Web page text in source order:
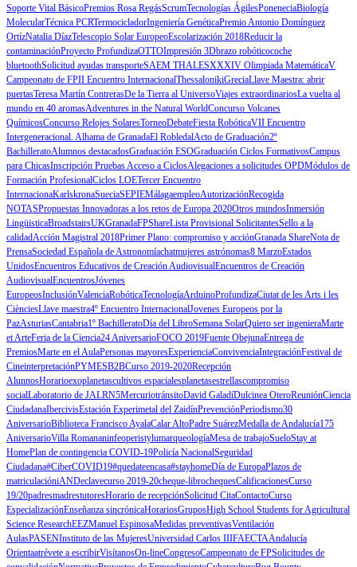
Soporte Vital BásicoPremios Rosa RegásScrumTecnologías ÁgilesPoneneciaBiología
MolecularTécnica PCRTermocicladorIngeniería GenéticaPremio Antonio Domínguez
OrtízNatalia DíazTelescopio Solar EuropeoEscolarización 2018Reducir la
contaminaciónProyecto ProfundizaOTTOImpresión 3Dbrazo robóticocoche
bluetoothSolicitud ayudas transporteSAEM THALESXXXIV Olimpiada MatemáticaV
Campeonato de FPII Encuentro InternacionalThessalonikiGreciaLlave Maestra: abrir
puertasTeresa Martín ContrerasDe la Tierra al UniversoViajes extraordinariosLa vuelta al
mundo en 40 aromasAdventures in the Natural WorldConcurso Volcanes
QuímicosConcurso Relojes SolaresTorneoDebateFiesta RobóticaVII Encuentro
Intergeneracional. Alhama de GranadaEl RobledalActo de Graduación2º
BachilleratoAlumnos destacadosGraduación ESOGraduación Ciclos FormativosCampus
para ChicasInscripción Pruebas Acceso a CiclosAlegaciones a solicitudes OPDMódulos de
Formación ProfesionalCiclos LOETercer Encuentro
InternacionaKarlskronaSueciaSEPIEMálagaempleoAutorizaciónRecogida
NOTASPropuestas Innovadoras a los retos de Europa 2020Otros mundosInmersión
LingüisticaBroadstairsUKGranadaFPShareLista Provisional SolicitantesSello a la
calidadAcción Magistral 2018Primer Plano: compromiso y acciónGranada ShareNota de
PrensaSociedad Española de Astronomíachatmujeres astrónomas8 MarzoEstados
UnidosEncuentros Educativos de Creación AudiovisualEncuentros de Creación
AudiovisualEncuentrosJóvenes
EuropeosInclusiónValenciaRobóticaTecnologíaArduinoProfundizaCiutat de les Arts i les
CiènciesLlave maestra4º Encuentro InternacionalJovenes Europeos por la
PazAsturiasCantabria1º BachilleratoDía del LibroSemana SolarQuiero ser ingenieraMarte
et ArteFeria de la Ciencia24 AniversarioFOCO 2019Fuente ObejunaEntrega de
PremiosMarte en el AulaPersonas mayoresExperienciaConvivenciaIntegraciónFestival de
CineinterpretaciónPYMESB2BCurso 2019-2020Recepción
AlunnosHorarioexoplanetascultivos espacialesplanetasestrellascompromiso
socialLaboratorio de JALRN5MercuriotránsitoDavid GaladíDulcinea OteroReuniónCiencia
CiudadanaIbercivisEstación Experimetal del ZaidínPrevenciónPeriodismo30
AniversarioBiblioteca Francisco AyalaCalar AltoPadre SuárezMedalla de Andalucía175
AniversarioVilla RomananinfeoperistylumarqueologíaMesa de trabajoSueloStay at
HomePlan de contingencia COVID-19Policía NacionalSeguridad
Ciudadana#CiberCOVID19#quedateencasa#stayhomeDía de EuropaPlazos de
matriculacióniANDeclavecurso 2019-20cheque-librochequesCalificacionesCurso
19/20padresmadrestutoresHorario de recepciónSolicitud CitaContactoCurso
EspecializaciónEnseñanza sincrónicaHorariosGruposHigh School Students for Agricultural
Science ResearchEEZManuel EspinosaMedidas preventivasVentilación
AulasPASENInstituto de las MujeresUniversidad Carlos IIIFAECTAAndalucía
Orientaatrévete a escribirVisítanosOn-lineCongresoCampeonato de FPSolicitudes de